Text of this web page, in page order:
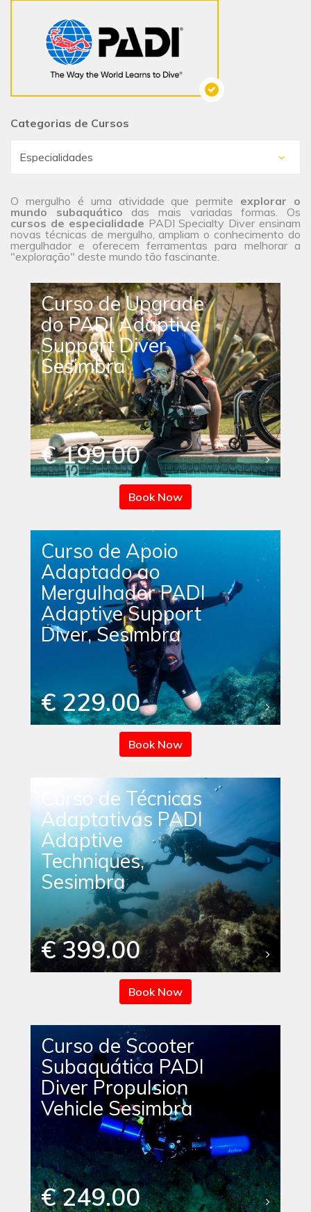
Categorias de Cursos
O mergulho é uma atividade que permite explorar o
mundo subaquático das mais variadas formas. Os
cursos de especialidade PADI Specialty Diver ensinam
novas técnicas de mergulho, ampliam o conhecimento do
mergulhador e oferecem ferramentas para melhorar a
"exploração" deste mundo tão fascinante.
Curso de Upgrade
do PADI Adaptive
Support Diver,
Sesimbra
€ 199.00
Book Now
Curso de Apoio
Adaptado ao
Mergulhador PADI
Adaptive Support
Diver, Sesimbra
€ 229.00
Book Now
Curso de Técnicas
Adaptativas PADI
Adaptive
Techniques,
Sesimbra
€ 399.00
Book Now
Curso de Scooter
Subaquática PADI
Diver Propulsion
Vehicle Sesimbra
€ 249.00